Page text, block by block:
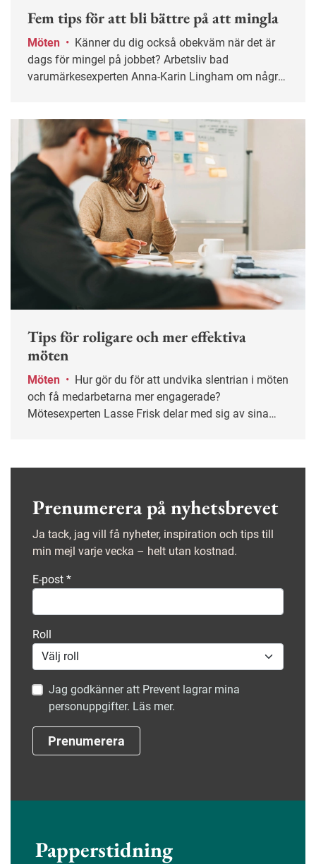
Fem tips för att bli bättre på att mingla
Möten •
dags för mingel på jobbet? Arbetsliv bad
varumärkesexperten Anna-Karin Lingham om några
Tips för roligare och mer effektiva
möten
Möten •
och få medarbetarna mer engagerade?
Mötesexperten Lasse Frisk delar med sig av sina
Prenumerera på nyhetsbrevet
Ja tack, jag vill få nyheter, inspiration och tips till
min mejl varje vecka – helt utan kostnad.
E-post *
Roll
Jag godkänner att Prevent lagrar mina
personuppgifter. Läs mer.
Prenumerera
Papperstidning